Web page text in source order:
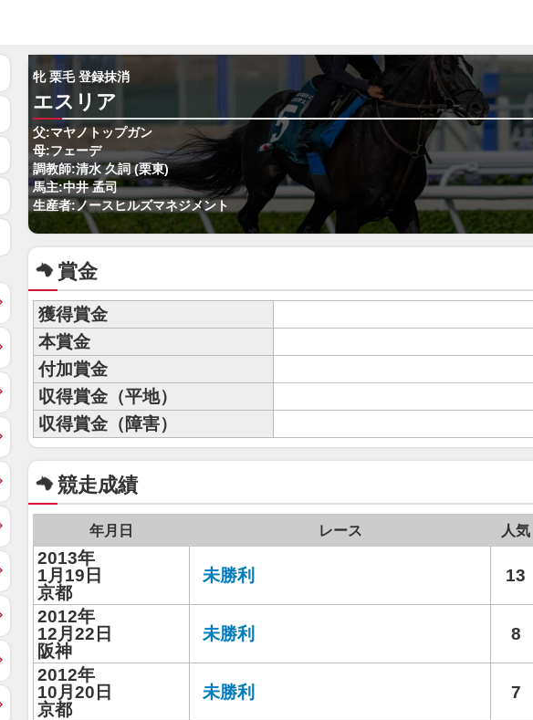
牝 栗毛 登録抹消
エスリア
父:マヤノトップガン
母:フェーデ
調教師:清水 久詞 (栗東)
馬主:中井 孟司
生産者:ノースヒルズマネジメント
賞金
獲得賞金
本賞金
付加賞金
収得賞金（平地）
収得賞金（障害）
競走成績
年月日 レース 人気
2013年
1月19日
京都
未勝利 13
2012年
12月22日
阪神
未勝利 8
2012年
10月20日
京都
未勝利 7